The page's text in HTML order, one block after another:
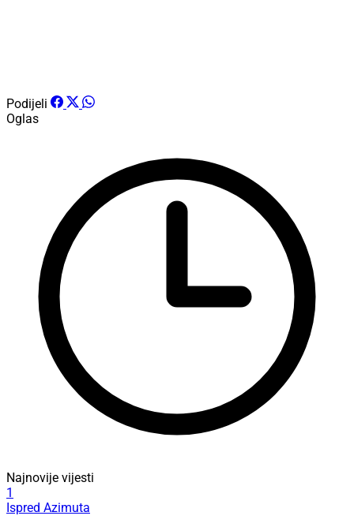
Podijeli
Oglas
Najnovije vijesti
1
Ispred Azimuta